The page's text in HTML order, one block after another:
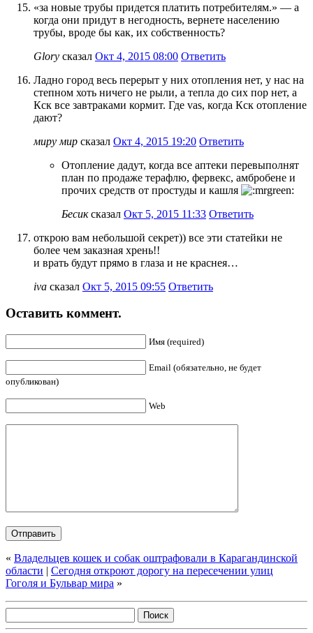
«за новые трубы придется платить потребителям.» — а
когда они придут в негодность, вернете населению
трубы, вроде бы как, их собственность?
Glory сказал Окт 4, 2015 08:00 Ответить
Ладно город весь перерыт у них отопления нет, у нас на
степном хоть ничего не рыли, а тепла до сих пор нет, а
Кск все завтраками кормит. Где vas, когда Кск отопление
дают?
миру мир сказал Окт 4, 2015 19:20 Ответить
Отопление дадут, когда все аптеки перевыполнят
план по продаже терафлю, фервекс, амбробене и
прочих средств от простуды и кашля
Бесиксказал Окт 5, 2015 11:33 Ответить
открою вам небольшой секрет)) все эти статейки не
более чем заказная хрень!!
и врать будут прямо в глаза и не краснея…
iva сказал Окт 5, 2015 09:55 Ответить
Оставить коммент.
Имя (required)
Email (обязательно, не будет
опубликован)
Web
« Владельцев кошек и собак оштрафовали в Карагандинской
области | Сегодня откроют дорогу на пересечении улиц
Гоголя и Бульвар мира »